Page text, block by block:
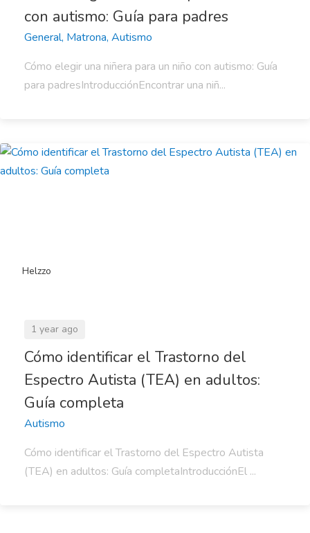
con autismo: Guía para padres
General, Matrona, Autismo
Cómo elegir una niñera para un niño con autismo: Guía
para padresIntroducciónEncontrar una niñ...
Helzzo
1 year ago
Cómo identificar el Trastorno del
Espectro Autista (TEA) en adultos:
Guía completa
Autismo
Cómo identificar el Trastorno del Espectro Autista
(TEA) en adultos: Guía completaIntroducciónEl ...